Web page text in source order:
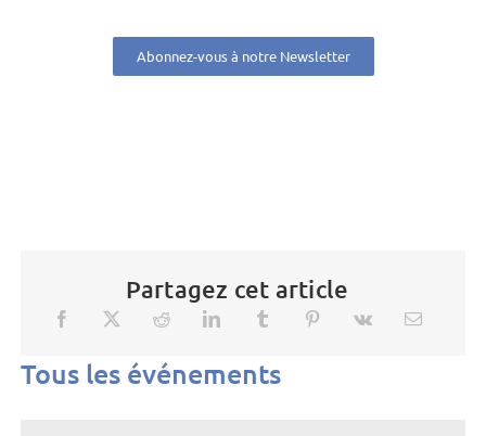
Abonnez-vous à notre Newsletter
Partagez cet article
Tous les événements